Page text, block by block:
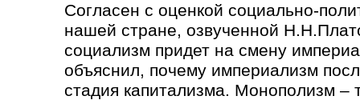
Согласен с оценкой социально-
нашей стране, озвученной
социализм придет на смену
объяснил, почему империализм
стадия капитализма. Монополизм –